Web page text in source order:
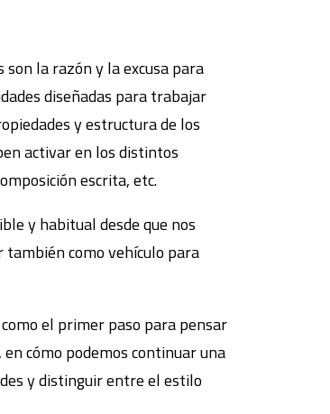
son la razón y la excusa para
diseñadas para trabajar
y estructura de los
activar en los distintos
escrita, etc.
y habitual desde que nos
como vehículo para
el primer paso para pensar
cómo podemos continuar una
y distinguir entre el estilo